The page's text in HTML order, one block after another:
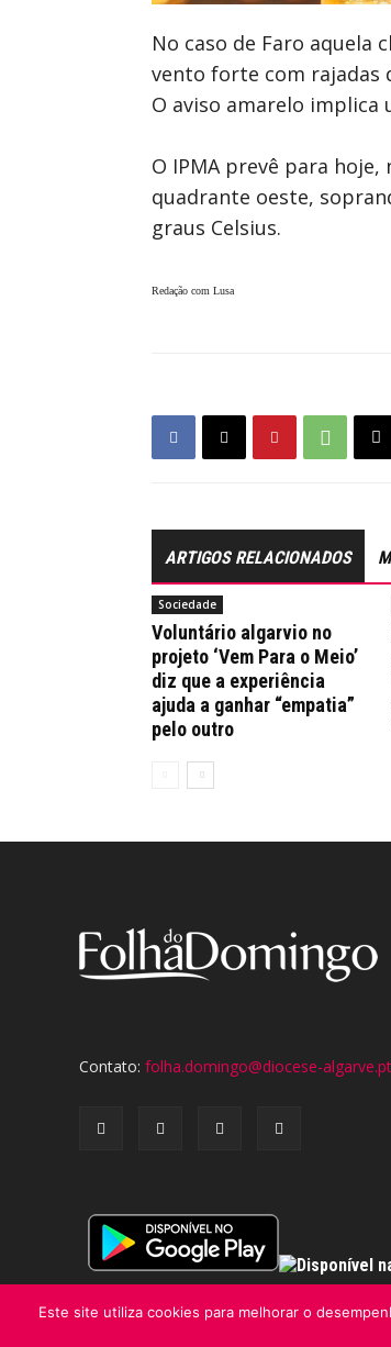
No caso de Faro aquela
vento forte com rajadas
O aviso amarelo implica
O IPMA prevê para
quadrante oeste,
graus Celsius.
Redação com Lusa
ARTIGOS RELACIONADOS
Sociedade
Voluntário algarvio no
projeto ‘Vem Para o Meio’
diz que a experiência
ajuda a ganhar “empatia”
pelo outro
Contato: folha.domingo@diocese-algarve.pt
Este site utiliza cookies para melhorar o